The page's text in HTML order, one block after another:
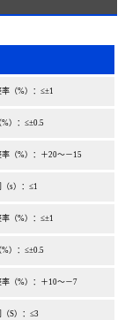
（%）：≤±1
）：≤±0.5
（%）：＋20～－15
s）：≤1
（%）：≤±1
）：≤±0.5
率（%）：＋10～－7
S）：≤3